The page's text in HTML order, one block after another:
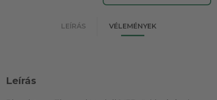
LEÍRÁS VÉLEMÉNYEK
Leírás